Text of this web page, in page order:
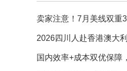
卖家注意！7月美线双重
2026四川人赴香港澳大
国内效率+成本双优保障